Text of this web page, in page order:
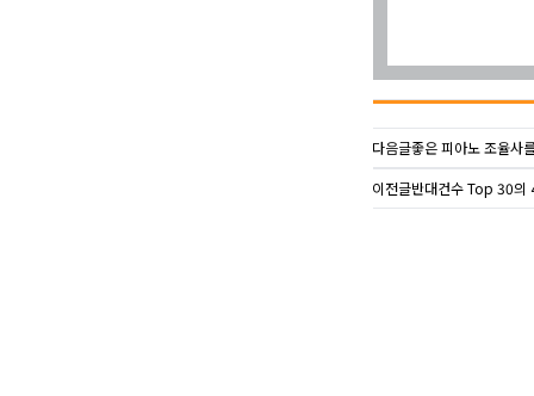
다음글좋은 피아노 조율사
이전글반대건수 Top 30의